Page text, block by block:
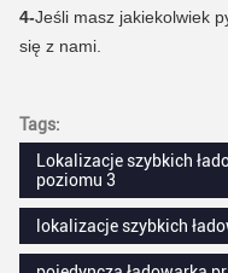
4-Jeśli masz jakiekolwiek
się z nami.
Tags:
Lokalizacje szybkich
poziomu 3
lokalizacje szybkich